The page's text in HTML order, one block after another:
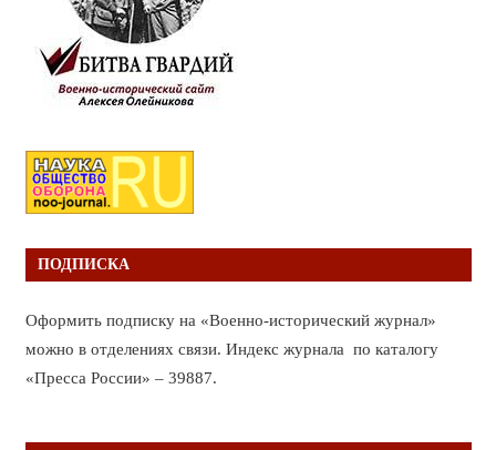
ПОДПИСКА
Оформить подписку на «Военно-исторический журнал»
можно в отделениях связи. Индекс журнала по каталогу
«Пресса России» – 39887.